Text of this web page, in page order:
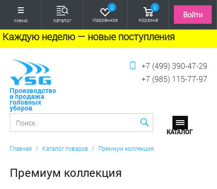
Меню Каталог
0
Избранное
0
Корзина
Войти
Каждую неделю — новые поступления
Производство
и продажа
головных
уборов
+7 (499) 390-47-29
+7 (985) 115-77-97
Главная / Каталог товаров / Премиум коллекция
Премиум коллекция